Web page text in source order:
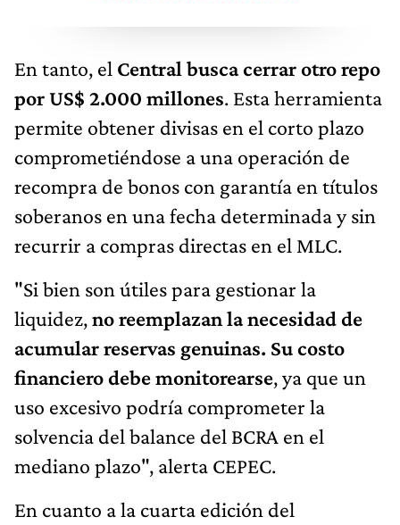
En tanto, el Central busca cerrar otro repo
por US$ 2.000 millones. Esta herramienta
permite obtener divisas en el corto plazo
comprometiéndose a una operación de
recompra de bonos con garantía en títulos
soberanos en una fecha determinada y sin
recurrir a compras directas en el MLC.
"Si bien son útiles para gestionar la
liquidez,no reemplazan la necesidad de
acumular reservas genuinas. Su costo
financiero debe monitorearse, ya que un
uso excesivo podría comprometer la
solvencia del balance del BCRA en el
mediano plazo", alerta CEPEC.
En cuanto a la cuarta edición del